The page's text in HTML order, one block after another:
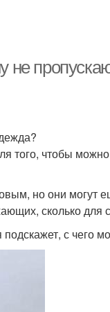
того, чтобы
но они могут
сколько для
с чего